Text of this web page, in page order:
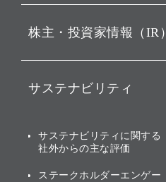
ビジョン
戦略
バリュー
ソフトバンクグループの歩
[AI] What dreams are made
ソフトバンク・ビジョン・
その他
グループ企業一覧
株主・投資家情報（IR）
IRカレンダー
業績・財務
アニュアルレポート
サステナビリティ
トップメッセージ
サステナビリティの考え方
サステナビリティに関する
社外からの主な評価
ステークホルダーエンゲー